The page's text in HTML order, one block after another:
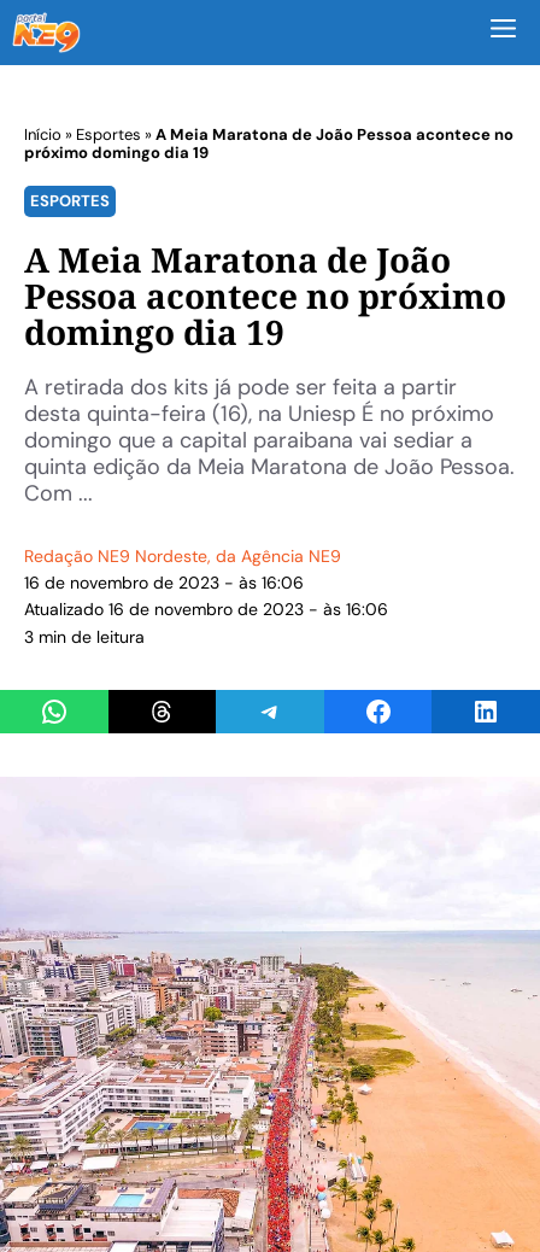
Início » Esportes »A Meia Maratona de João Pessoa acontece no
próximo domingo dia 19
ESPORTES
A Meia Maratona de João
Pessoa acontece no próximo
domingo dia 19
A retirada dos kits já pode ser feita a partir
desta quinta-feira (16), na Uniesp É no próximo
domingo que a capital paraibana vai sediar a
quinta edição da Meia Maratona de João Pessoa.
Com ...
Redação NE9 Nordeste, da Agência NE9
16 de novembro de 2023 - às 16:06
Atualizado 16 de novembro de 2023 - às 16:06
3 min de leitura
Share on WhatsAppShare on ThreadsShare on TelegramShare on Facebook